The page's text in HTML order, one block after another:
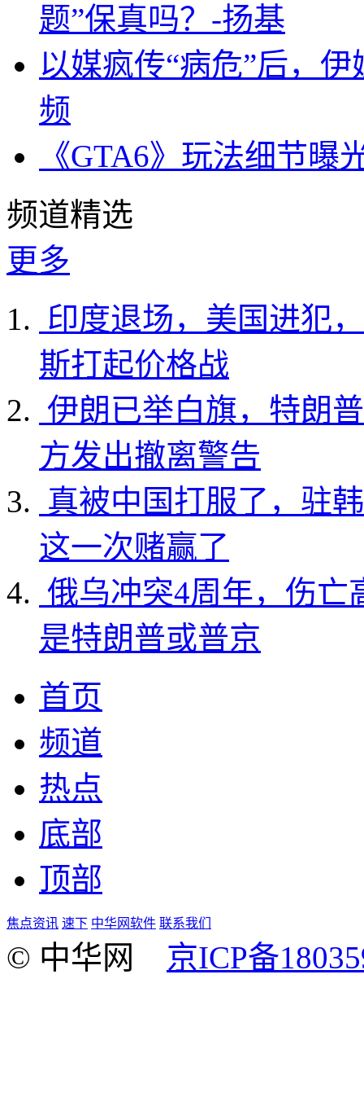
题”保真吗？-扬基
以媒疯传“病危”后，
频
《GTA6》玩法细节
频道精选
更多
印度退场，美国进犯
斯打起价格战
伊朗已举白旗，特朗
方发出撤离警告
真被中国打服了，驻
这一次赌赢了
俄乌冲突4周年，伤亡
是特朗普或普京
首页
频道
热点
底部
顶部
焦点资讯 速下 中华网软件 联系我们
© 中华网 京ICP备